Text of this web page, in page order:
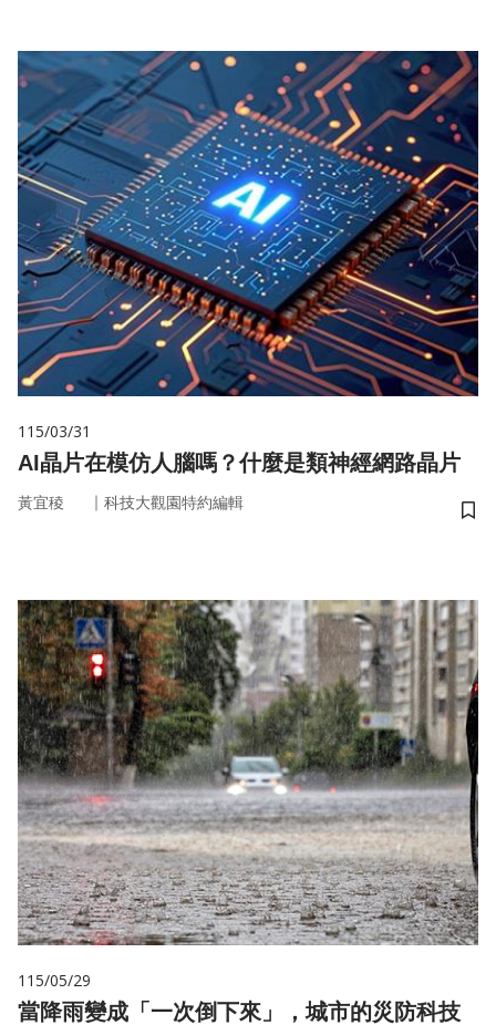
115/03/31
AI晶片在模仿人腦嗎？什麼是類神經網路晶片
黃宜稜 ｜ 科技大觀園特約編輯
儲
115/05/29
當降雨變成「一次倒下來」，城市的災防科技